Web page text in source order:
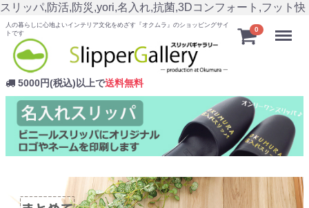
スリッパ,防活,防災,yori,名入れ,抗菌,3Dコンフォート,フット快
人の暮らしに心地よいインテリア文化をめざす『オクムラ』のショッピングサイ
トです
5000円(税込)以上で送料無料
0 Menu